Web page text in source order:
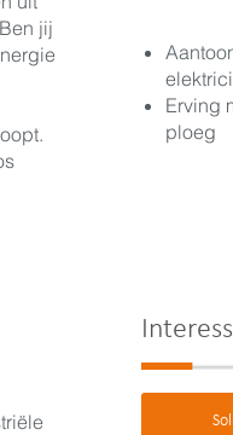
jij
Erving
ploeg